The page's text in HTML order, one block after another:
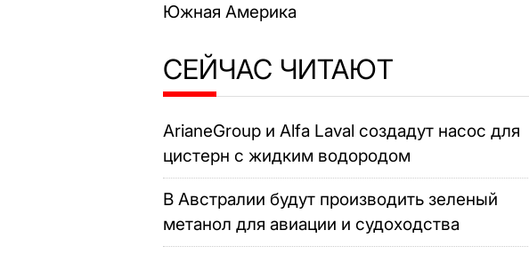
Южная Америка
СЕЙЧАС ЧИТАЮТ
ArianeGroup и Alfa Laval создадут насос для
цистерн с жидким водородом
В Австралии будут производить зеленый
метанол для авиации и судоходства